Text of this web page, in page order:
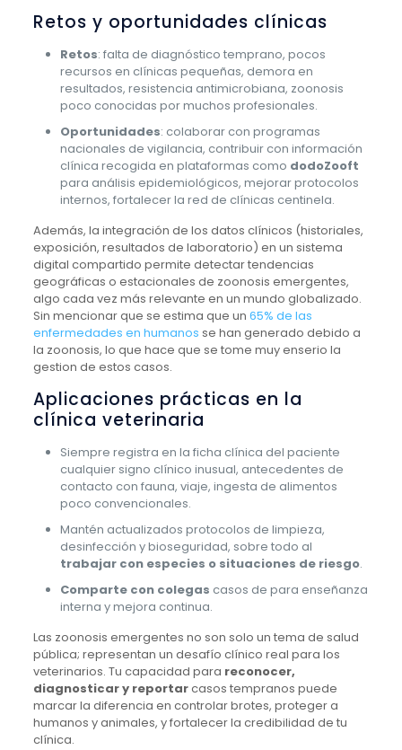
Retos y oportunidades clínicas
Retos: falta de diagnóstico temprano, pocos
recursos en clínicas pequeñas, demora en
resultados, resistencia antimicrobiana, zoonosis
poco conocidas por muchos profesionales.
Oportunidades: colaborar con programas
nacionales de vigilancia, contribuir con información
clínica recogida en plataformas como dodoZooft
para análisis epidemiológicos, mejorar protocolos
internos, fortalecer la red de clínicas centinela.
Además, la integración de los datos clínicos (historiales,
exposición, resultados de laboratorio) en un sistema
digital compartido permite detectar tendencias
geográficas o estacionales de zoonosis emergentes,
algo cada vez más relevante en un mundo globalizado.
Sin mencionar que se estima que un 65% de las
enfermedades en humanos se han generado debido a
la zoonosis, lo que hace que se tome muy enserio la
gestion de estos casos.
Aplicaciones prácticas en la
clínica veterinaria
Siempre registra en la ficha clínica del paciente
cualquier signo clínico inusual, antecedentes de
contacto con fauna, viaje, ingesta de alimentos
poco convencionales.
Mantén actualizados protocolos de limpieza,
desinfección y bioseguridad, sobre todo al
trabajar con especies o situaciones de riesgo.
Comparte con colegas casos de para enseñanza
interna y mejora continua.
Las zoonosis emergentes no son solo un tema de salud
pública; representan un desafío clínico real para los
veterinarios. Tu capacidad para reconocer,
diagnosticar y reportarcasos tempranos puede
marcar la diferencia en controlar brotes, proteger a
humanos y animales, y fortalecer la credibilidad de tu
clínica.